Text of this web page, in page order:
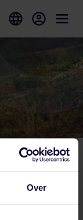
Over